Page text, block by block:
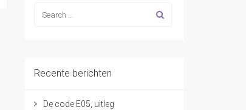
Recente berichten
De code E05, uitleg